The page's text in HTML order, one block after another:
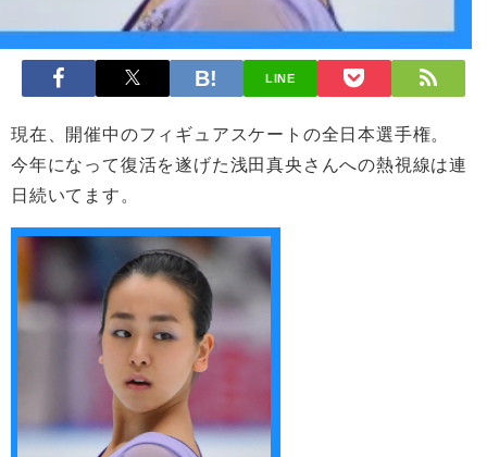
LINE
現在、開催中のフィギュアスケートの全日本選手権。
今年になって復活を遂げた浅田真央さんへの熱視線は連
日続いてます。